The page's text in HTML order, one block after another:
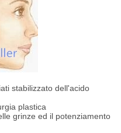
stabilizzato dell'acido
plastica
grinze ed il potenziamento